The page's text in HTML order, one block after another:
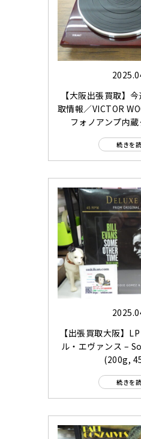
【大阪出張買取】
取情報／VICTOR
フォノアンプ内
続きを
【出張買取大阪】
ル・エヴァンス –
(200g,
続きを